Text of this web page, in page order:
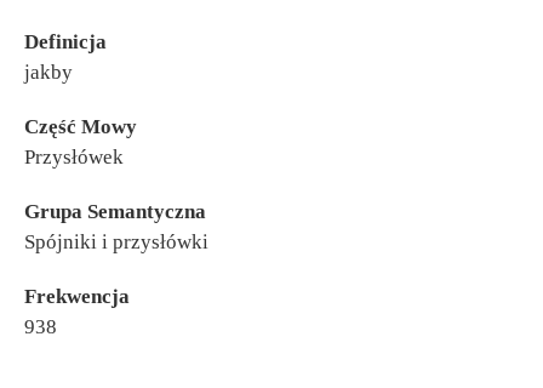
Definicja
jakby
Część Mowy
Przysłówek
Grupa Semantyczna
Spójniki i przysłówki
Frekwencja
938